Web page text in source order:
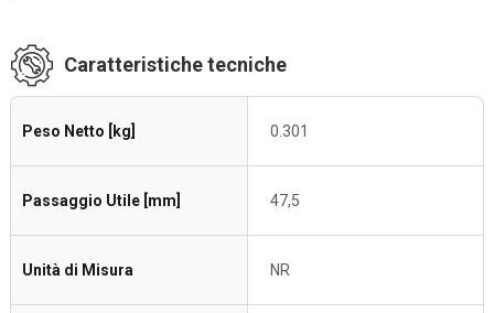
Caratteristiche tecniche
Peso Netto [kg] 0.301
Passaggio Utile [mm] 47,5
Unità di Misura NR